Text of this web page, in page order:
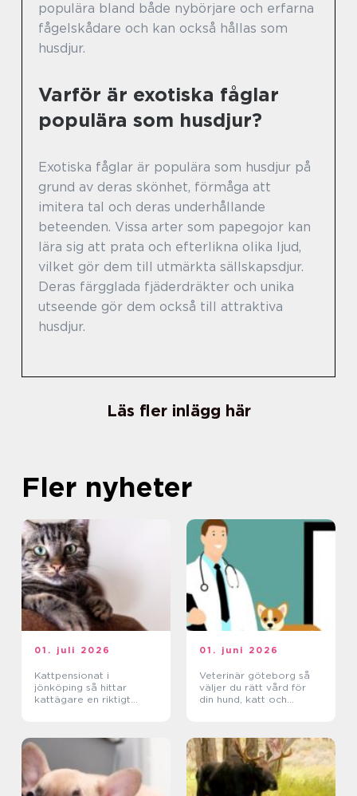
populära bland både nybörjare och erfarna
fågelskådare och kan också hållas som
husdjur.
Varför är exotiska fåglar
populära som husdjur?
Exotiska fåglar är populära som husdjur på
grund av deras skönhet, förmåga att
imitera tal och deras underhållande
beteenden. Vissa arter som papegojor kan
lära sig att prata och efterlikna olika ljud,
vilket gör dem till utmärkta sällskapsdjur.
Deras färgglada fjäderdräkter och unika
utseende gör dem också till attraktiva
husdjur.
Läs fler inlägg här
Fler nyheter
01. juli 2026
Kattpensionat i
jönköping så hittar
kattägare en riktigt
01. juni 2026
Veterinär göteborg så
väljer du rätt vård för
din hund, katt och